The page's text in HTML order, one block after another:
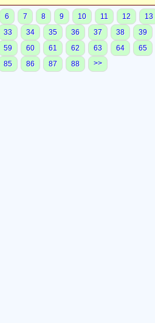
6 7 8 9 10 11 12
13
33 34 35 36 37 38
39
59 60 61 62 63 64
65
85 86 87 88 >>